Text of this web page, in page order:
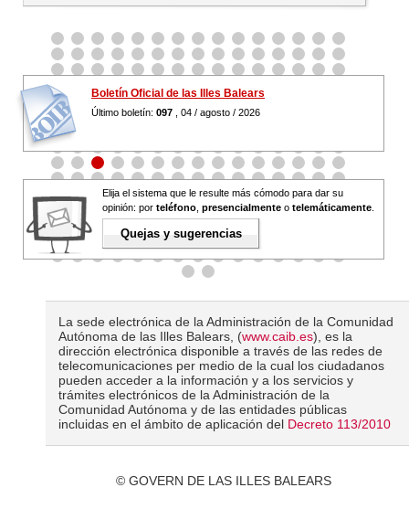
Boletín Oficial de las Illes Balears
Último boletín: 097 , 04 / agosto / 2026
Elija el sistema que le resulte más cómodo para dar su
opinión: por teléfono presencialmente o telemáticamente
Quejas y sugerencias
La sede electrónica de la Administración de la Comunidad
Autónoma de las Illes Balears, (www.caib.es), es la
dirección electrónica disponible a través de las redes de
telecomunicaciones per medio de la cual los ciudadanos
pueden acceder a la información y a los servicios y
trámites electrónicos de la Administración de la
Comunidad Autónoma y de las entidades públicas
incluidas en el ámbito de aplicación del Decreto 113/2010
© GOVERN DE LAS ILLES BALEARS